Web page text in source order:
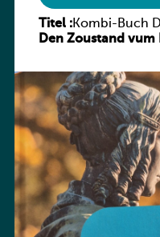
Titel :Kombi-Buch
Luxemburg)
Den Zoustand vum